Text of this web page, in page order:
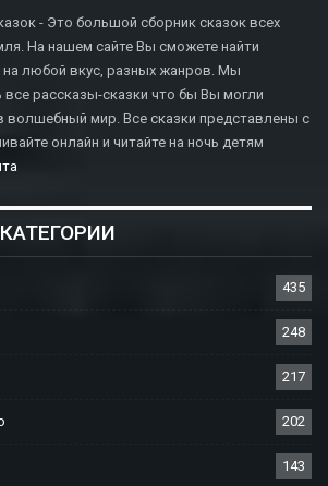
- Это большой сборник сказок всех
На нашем сайте Вы сможете найти
на любой вкус, разных жанров. Мы
все рассказы-сказки что бы Вы могли
волшебный мир. Все сказки представлены с
онлайн и читайте на ночь детям
435
248
217
202
143